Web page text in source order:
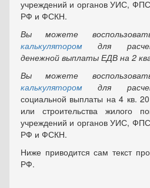
учреждений и органов УИС,
РФ и ФСКН.
Вы можете
калькулятором для
денежной выплаты ЕДВ на 2
Вы можете
калькулятором для
социальной выплаты на 4 кв.
или строительства жилого
учреждений и органов УИС,
РФ и ФСКН.
Ниже приводится сам текст
РФ.